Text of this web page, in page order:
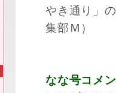
やき通り」
集部Ｍ）
なな号コ